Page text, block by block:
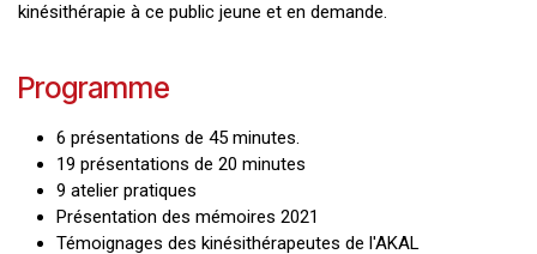
kinésithérapie à ce public jeune et en demande.
Programme
6 présentations de 45 minutes.
19 présentations de 20 minutes
9 atelier pratiques
Présentation des mémoires 2021
Témoignages des kinésithérapeutes de l'AKAL